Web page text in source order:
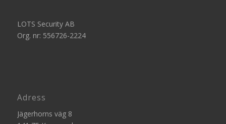
LOTS Security AB
Org. nr: 556726-2224
Adress
Jägerhorns väg 8